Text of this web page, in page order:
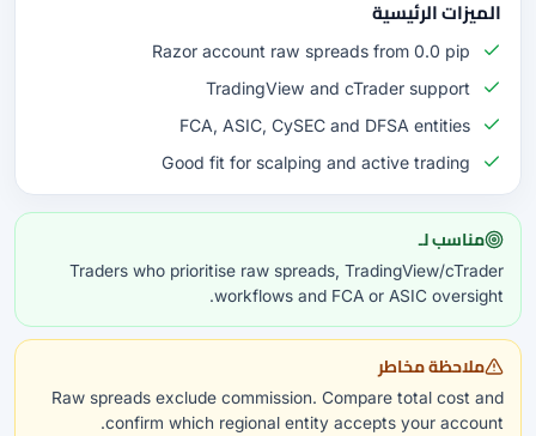
الميزات الرئيسية
Razor account raw spreads from 0.0 pip
TradingView and cTrader support
FCA, ASIC, CySEC and DFSA entities
Good fit for scalping and active trading
مناسب لـ
Traders who prioritise raw spreads, TradingView/cTrader
workflows and FCA or ASIC oversight.
ملاحظة مخاطر
Raw spreads exclude commission. Compare total cost and
confirm which regional entity accepts your account.